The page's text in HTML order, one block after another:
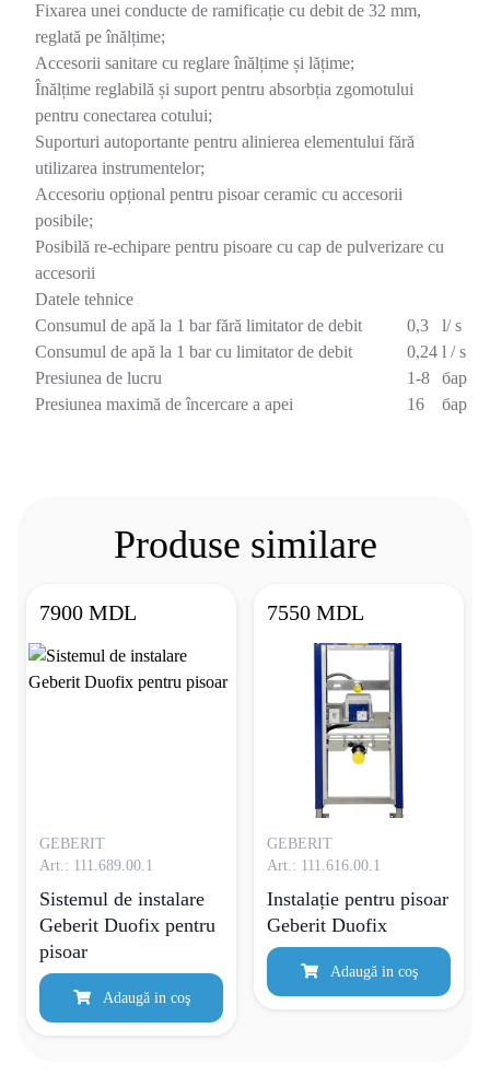
Fixarea unei conducte de ramificație cu debit de 32 mm,
reglată pe înălțime;
Accesorii sanitare cu reglare înălțime și lățime;
Înălțime reglabilă și suport pentru absorbția zgomotului
pentru conectarea cotului;
Suporturi autoportante pentru alinierea elementului fără
utilizarea instrumentelor;
Accesoriu opțional pentru pisoar ceramic cu accesorii
posibile;
Posibilă re-echipare pentru pisoare cu cap de pulverizare cu
accesorii
Datele tehnice
Consumul de apă la 1 bar fără limitator de debit
0,3
l/ s
Consumul de apă la 1 bar cu limitator de debit
0,24 l / s
Presiunea de lucru
1-8
бар
Presiunea maximă de încercare a apei
16 бар
Produse similare
7900 MDL
GEBERIT
Art.: 111.689.00.1
Sistemul de instalare
Geberit Duofix pentru
pisoar
Adaugă in coş
7550 MDL
GEBERIT
Art.: 111.616.00.1
Instalație pentru pisoar
Geberit Duofix
Adaugă in coş